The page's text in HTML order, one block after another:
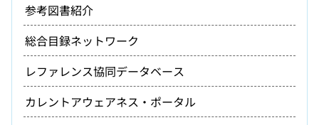
参考図書紹介
総合目録ネットワーク
レファレンス協同データベース
カレントアウェアネス・ポータル